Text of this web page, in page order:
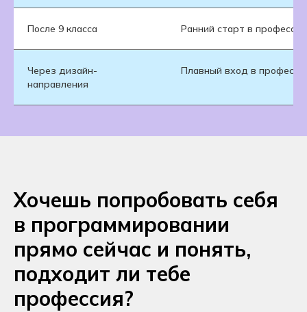
После 9 класса Ранний старт в
Через дизайн-
направления
Плавный вход в
Хочешь попробовать себя
в программировании
прямо сейчас и понять,
подходит ли тебе
профессия?